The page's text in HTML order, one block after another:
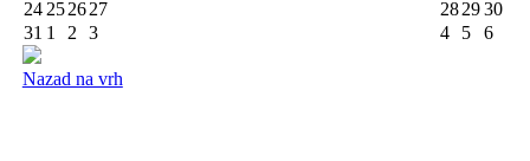
24252627 282930
31 1 2 3 4 5 6
Nazad na vrh